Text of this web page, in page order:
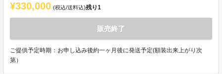
¥330,000 (税込/送料込)残り1
販売終了
ご提供予定時期：お申し込み後約一ヶ月後に発送予定(額装出来上がり次
第）